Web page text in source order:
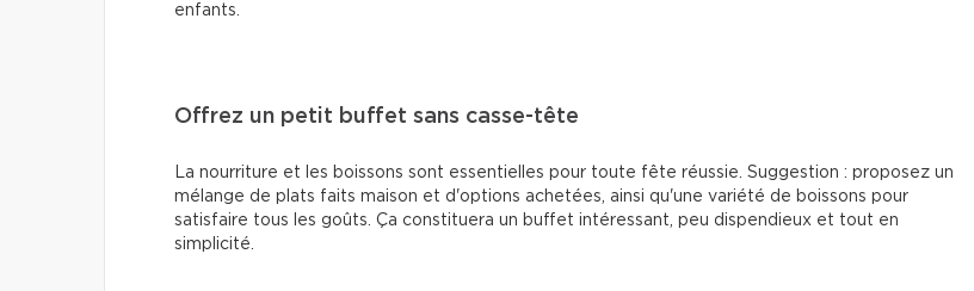
enfants.
Offrez un petit buffet sans casse-tête
La nourriture et les boissons sont essentielles pour toute fête réussie. Suggestion : proposez un
mélange de plats faits maison et d'options achetées, ainsi qu'une variété de boissons pour
satisfaire tous les goûts. Ça constituera un buffet intéressant, peu dispendieux et tout en
simplicité.